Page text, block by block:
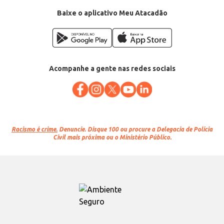
Baixe o aplicativo Meu Atacadão
Acompanhe a gente nas redes sociais
Racismo é crime. Denuncie. Disque 100 ou procure a Delegacia de Polícia
Civil mais próxima ou o Ministério Público.